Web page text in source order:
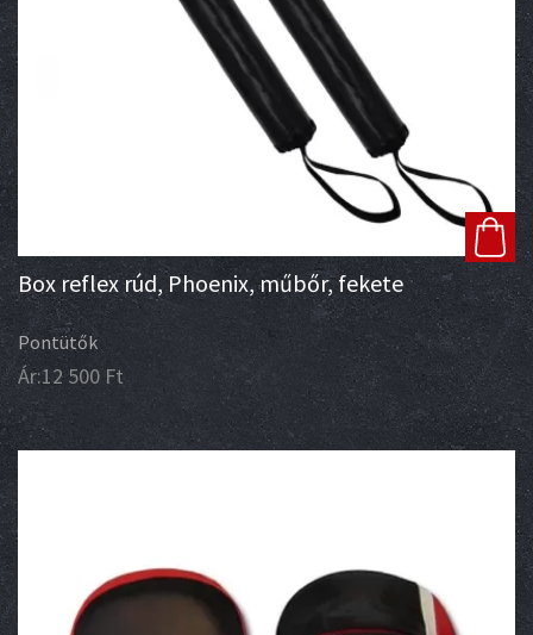
Box reflex rúd, Phoenix, műbőr, fekete
Pontütők
Ár:12 500 Ft